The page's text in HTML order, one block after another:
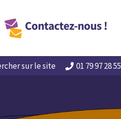
sur le site 01 79 97 28 55